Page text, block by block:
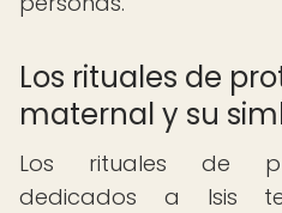
Los rituales de
maternal y su
Los rituales de
dedicados a Isis